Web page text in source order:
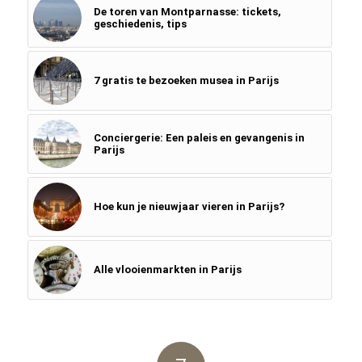
De toren van Montparnasse: tickets,
geschiedenis, tips
7 gratis te bezoeken musea in Parijs
Conciergerie: Een paleis en gevangenis in
Parijs
Hoe kun je nieuwjaar vieren in Parijs?
Alle vlooienmarkten in Parijs